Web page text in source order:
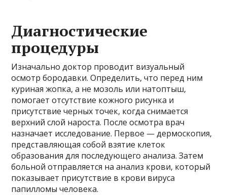
Диагностические
процедуры
Изначально доктор проводит визуальный
осмотр бородавки. Определить, что перед ним
куриная жопка, а не мозоль или натоптыш,
помогает отсутствие кожного рисунка и
присутствие черных точек, когда снимается
верхний слой нароста. После осмотра врач
назначает исследование. Первое — дермоскопия,
представляющая собой взятие клеток
образования для последующего анализа. Затем
больной отправляется на анализ крови, который
показывает присутствие в крови вируса
папилломы человека.